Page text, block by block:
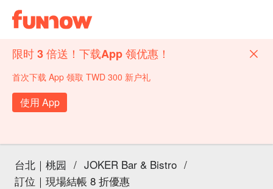
限时 3 倍送！下载App 领优惠！
首次下载 App 领取 TWD 300 新户礼
使用 App
台北｜桃园 / JOKER Bar & Bistro /
訂位｜現場結帳 8 折優惠